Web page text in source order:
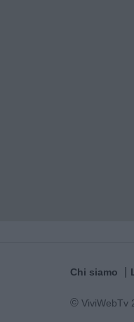
Chi siamo
©